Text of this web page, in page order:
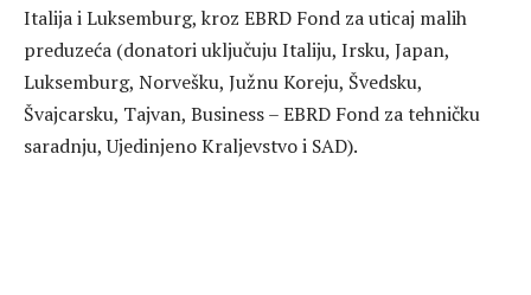
Italija i Luksemburg, kroz EBRD Fond za uticaj malih
preduzeća (donatori uključuju Italiju, Irsku, Japan,
Luksemburg, Norvešku, Južnu Koreju, Švedsku,
Švajcarsku, Tajvan, Business – EBRD Fond za tehničku
saradnju, Ujedinjeno Kraljevstvo i SAD).